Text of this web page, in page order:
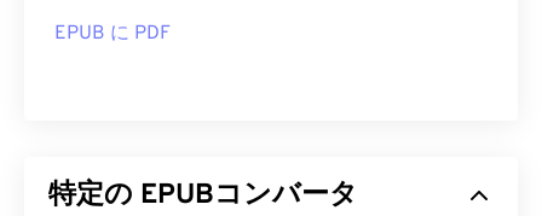
EPUB に PDF
特定の EPUBコンバータ